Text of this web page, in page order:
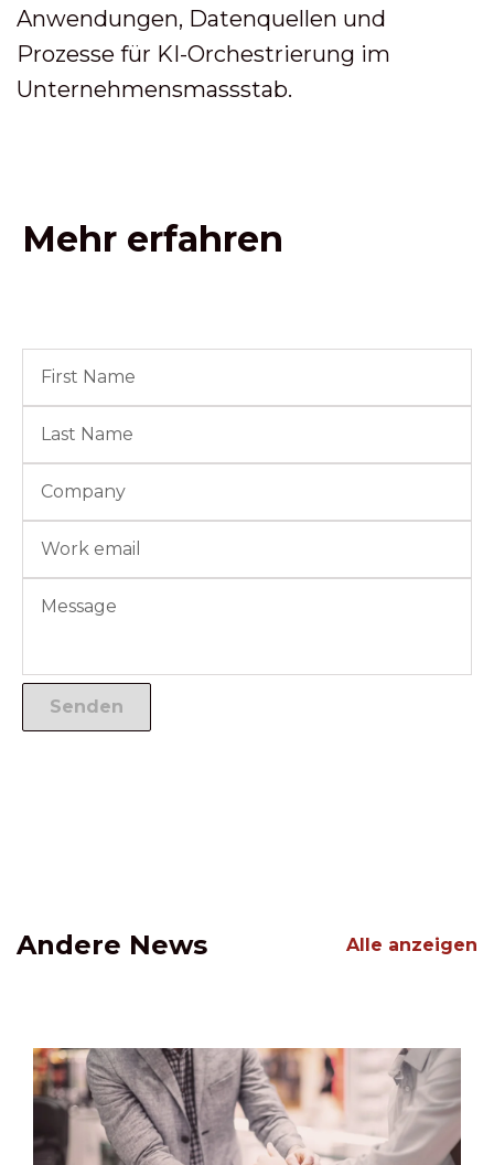
Anwendungen, Datenquellen und
Prozesse für KI-Orchestrierung im
Unternehmensmassstab.
Mehr erfahren
Andere News Alle anzeigen